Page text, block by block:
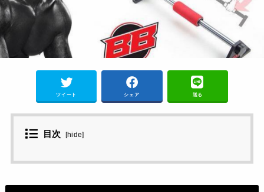
ツイート シェア 送る
目次 [hide]